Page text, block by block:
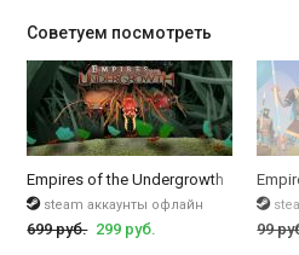
Советуем посмотреть
Empires of the Undergrowth
steam аккаунты офлайн
699 руб. 299 руб. 99